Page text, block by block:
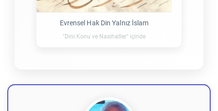
Evrensel Hak Din Yalnız İslam
"Dini Konu ve Nasihatler" içinde